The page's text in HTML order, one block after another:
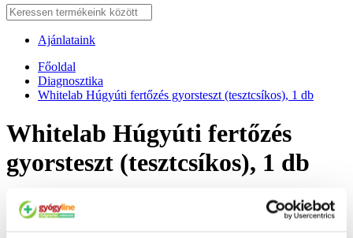
Ajánlataink
Főoldal
Diagnosztika
Whitelab Húgyúti fertőzés gyorsteszt (tesztcsíkos), 1 db
Whitelab Húgyúti fertőzés
gyorsteszt (tesztcsíkos), 1 db